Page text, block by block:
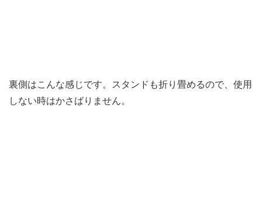
裏側はこんな感じです。スタンドも折り畳めるので、使用
しない時はかさばりません。